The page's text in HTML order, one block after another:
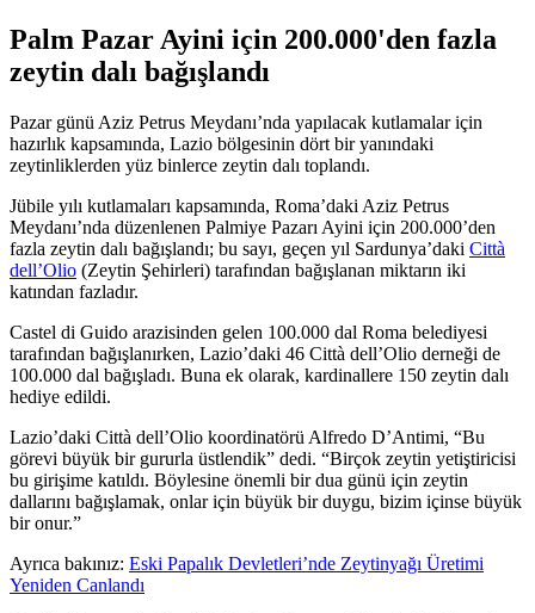
Palm Pazar Ayini için 200.000'den fazla
zeytin dalı bağışlandı
Pazar günü Aziz Petrus Meydanı’nda yapılacak kutlamalar için
hazırlık kapsamında, Lazio bölgesinin dört bir yanındaki
zeytinliklerden yüz binlerce zeytin dalı toplandı.
Jübile yılı kutlamaları kapsamında, Roma’daki Aziz Petrus
Meydanı’nda düzenlenen Palmiye Pazarı Ayini için 200.000’den
fazla zeytin dalı bağışlandı; bu sayı, geçen yıl Sardunya’daki Città
dell’Olio (Zeytin Şehirleri) tarafından bağışlanan miktarın iki
katından fazladır.
Castel di Guido arazisinden gelen 100.000 dal Roma belediyesi
tarafından bağışlanırken, Lazio’daki 46 Città dell’Olio derneği de
100.000 dal bağışladı. Buna ek olarak, kardinallere 150 zeytin dalı
hediye edildi.
Lazio’daki Città dell’Olio koordinatörü Alfredo D’Antimi, “Bu
görevi büyük bir gururla üstlendik” dedi. “Birçok zeytin yetiştiricisi
bu girişime katıldı. Böylesine önemli bir dua günü için zeytin
dallarını bağışlamak, onlar için büyük bir duygu, bizim içinse büyük
bir onur.”
Ayrıca bakınız: Eski Papalık Devletleri’nde Zeytinyağı Üretimi
Yeniden Canlandı